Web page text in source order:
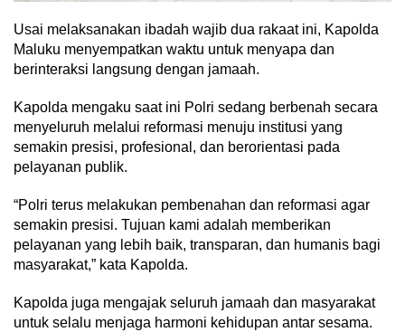
Usai melaksanakan ibadah wajib dua rakaat ini, Kapolda
Maluku menyempatkan waktu untuk menyapa dan
berinteraksi langsung dengan jamaah.
Kapolda mengaku saat ini Polri sedang berbenah secara
menyeluruh melalui reformasi menuju institusi yang
semakin presisi, profesional, dan berorientasi pada
pelayanan publik.
“Polri terus melakukan pembenahan dan reformasi agar
semakin presisi. Tujuan kami adalah memberikan
pelayanan yang lebih baik, transparan, dan humanis bagi
masyarakat,” kata Kapolda.
Kapolda juga mengajak seluruh jamaah dan masyarakat
untuk selalu menjaga harmoni kehidupan antar sesama.